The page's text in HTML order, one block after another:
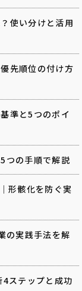
使い分けと活用
先順位の付け方
準と5つのポイ
つの手順で解説
形骸化を防ぐ実
の実践手法を解
4ステップと成功